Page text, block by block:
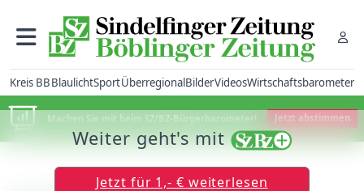
Kreis BBBlaulichtSportÜberregionalBilderVideosWirtschaftsbarometer
Machen Sie mit beim SZ/BZ-Bürgerbarometer! Jetzt abstimmen
Weiter geht's mit
Jetzt für 1,- € weiterlesen